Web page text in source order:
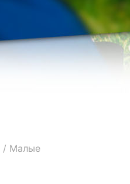
/ Малые